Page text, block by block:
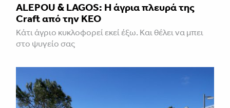
ALEPOU & LAGOS: Η άγρια πλευρά της
Craft από την ΚΕΟ
Κάτι άγριο κυκλοφορεί εκεί έξω. Και θέλει να μπει
στο ψυγείο σας